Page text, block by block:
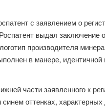
с заявлением о
выдал заключение
производителя
в манере,
части заявленного к
оттенках,